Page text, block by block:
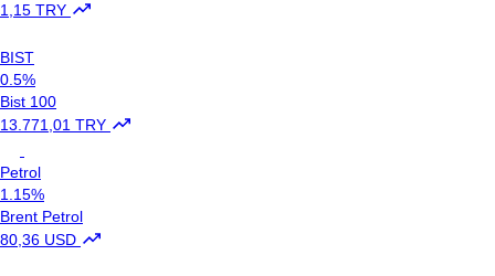
1,15 TRY
BIST
0.5%
Bist 100
13.771,01 TRY
Petrol
1.15%
Brent Petrol
80,36 USD